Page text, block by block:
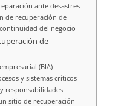
ante desastres
de recuperación de
del negocio
de
(BIA)
y sistemas críticos
responsabilidades
sitio de recuperación